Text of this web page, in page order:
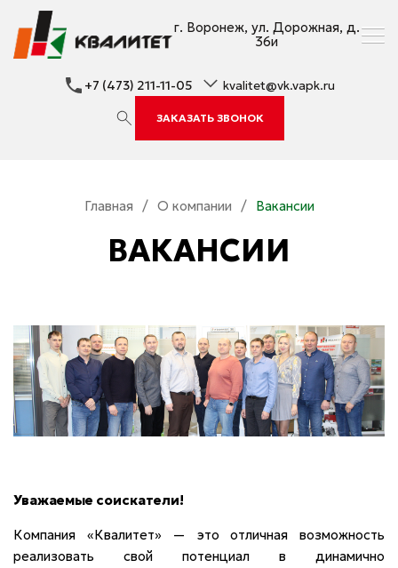
г. Воронеж, ул. Дорожная, д.
36и
+7 (473) 211-11-05 kvalitet@vk.vapk.ru
ЗАКАЗАТЬ ЗВОНОК
Главная / О компании / Вакансии
ВАКАНСИИ
Уважаемые соискатели!
Компания «Квалитет» — это отличная возможность
реализовать свой потенциал в динамично